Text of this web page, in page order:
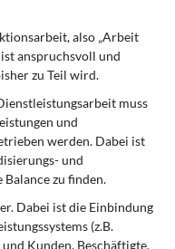
also „Arbeit
anspruchsvoll und
zu Teil wird.
muss
und
werden. Dabei ist
und
zu finden.
Dabei ist die Einbindung
(z.B.
Kunden, Beschäftigte,